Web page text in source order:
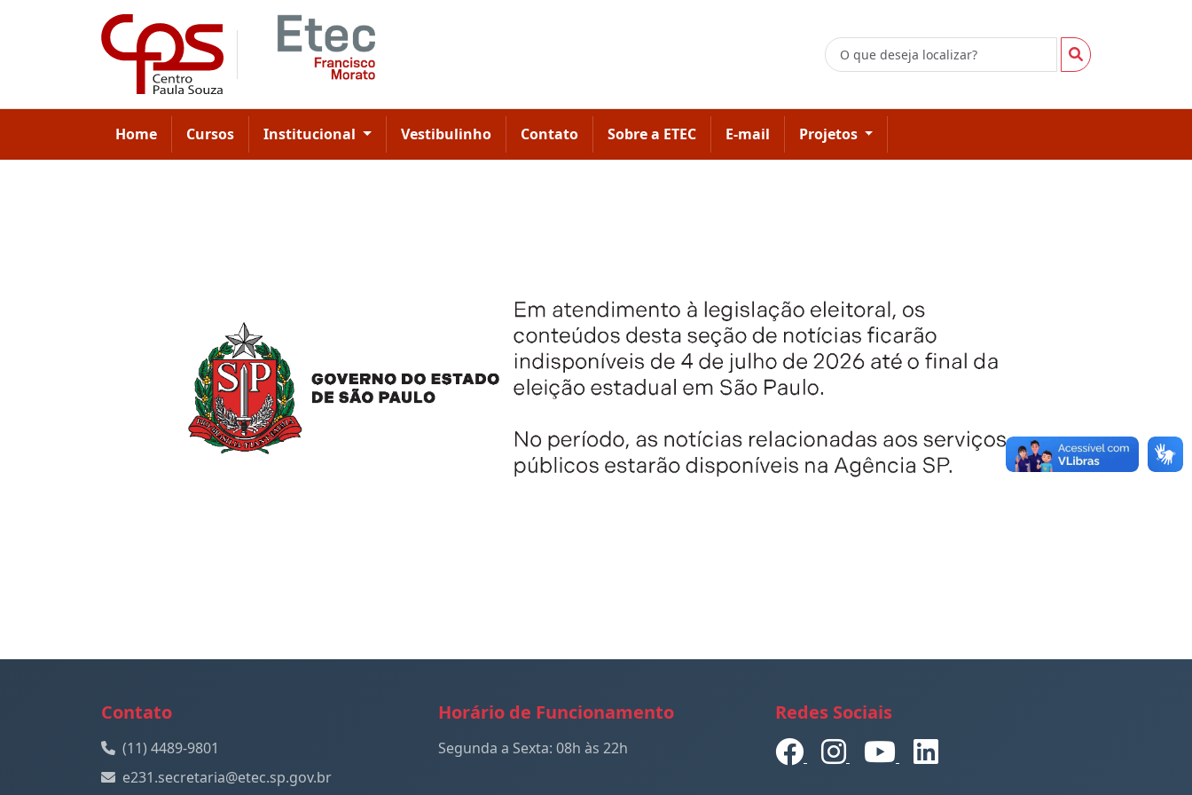
Home Cursos Institucional Vestibulinho Contato Sobre a ETEC E-mail Projetos
Contato
(11) 4489-9801
e231.secretaria@etec.sp.gov.br
Horário de Funcionamento
Segunda a Sexta: 08h às 22h
Redes Sociais